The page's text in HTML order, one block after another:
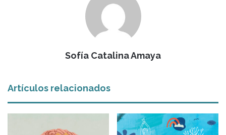
Sofía Catalina Amaya
Artículos relacionados